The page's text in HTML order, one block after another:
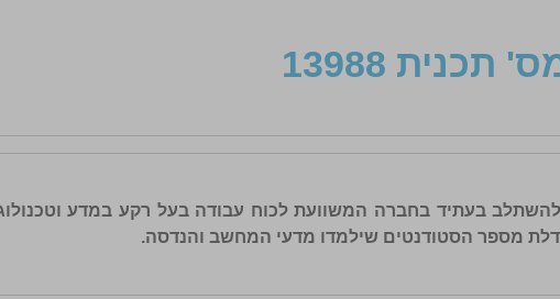
13988
בעתיד בחברה המשוועת לכוח עבודה בעל רקע במדע
מספר הסטודנטים שילמדו מדעי המחשב והנדסה.